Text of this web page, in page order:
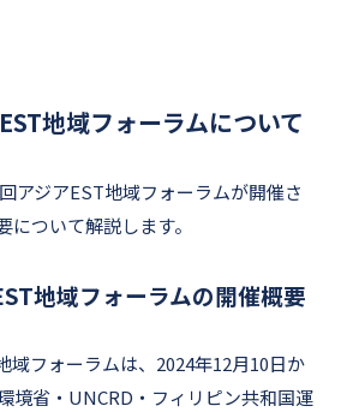
地域フォーラムについて
アジアEST地域フォーラムが開催さ
ついて解説します。
地域フォーラムの開催概要
域フォーラムは、2024年12月10日か
境省・UNCRD・フィリピン共和国運